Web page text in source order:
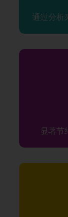
通过分析
显著节